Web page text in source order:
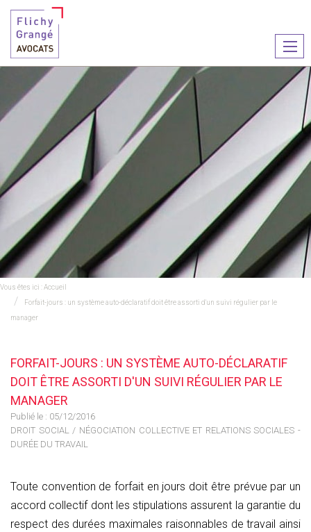
le
Vous êtes ici :Accueil
Forfait-jours : un système auto-déclaratif doit être assorti d'un suivi régulier par le
manager
FORFAIT-JOURS : UN SYSTÈME AUTO-DÉCLARATIF
DOIT ÊTRE ASSORTI D'UN SUIVI RÉGULIER PAR LE
MANAGER
Publié le : 05/12/2016
DROIT SOCIAL/ NÉGOCIATION COLLECTIVE ET RELATIONS SOCIALES -
DURÉE DU TRAVAIL
Toute convention de forfait en jours doit être prévue par un
accord collectif dont les stipulations assurent la garantie du
respect des durées maximales raisonnables de travail ainsi